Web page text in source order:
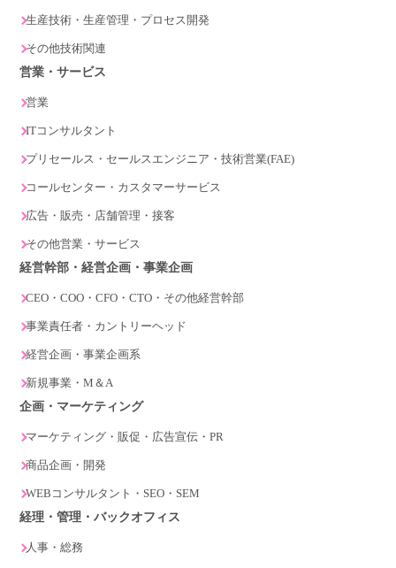
生産技術・生産管理・プロセス開発
その他技術関連
営業・サービス
営業
ITコンサルタント
プリセールス・セールスエンジニア・技術営業(FAE)
コールセンター・カスタマーサービス
広告・販売・店舗管理・接客
その他営業・サービス
経営幹部・経営企画・事業企画
CEO・COO・CFO・CTO・その他経営幹部
事業責任者・カントリーヘッド
経営企画・事業企画系
新規事業・M＆A
企画・マーケティング
マーケティング・販促・広告宣伝・PR
商品企画・開発
WEBコンサルタント・SEO・SEM
経理・管理・バックオフィス
人事・総務